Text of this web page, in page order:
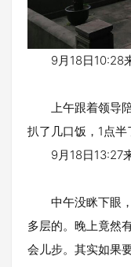
9月18日10:28
上午跟着领导陪
扒了几口饭，1点半
9月18日13:27
中午没眯下眼，
多层的。晚上竟然
会儿步。其实如果